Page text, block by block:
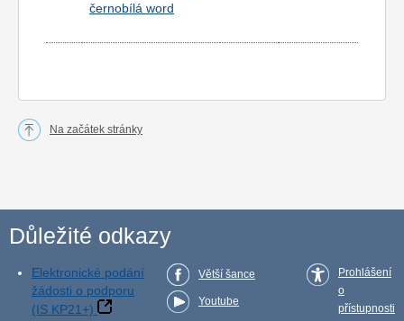
černobílá word
Na začátek stránky
Důležité odkazy
Elektronické podání
žádosti o podporu
(IS KP21+)
Větší šance
Youtube
Prohlášení
o
přístupnosti